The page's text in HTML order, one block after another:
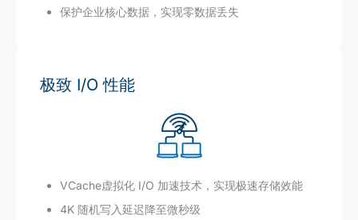
保护企业核心数据，实现零数据丢失
极致 I/O 性能
VCache虚拟化 I/O 加速技术，实现极速存储效能
4K 随机写入延迟降至微秒级